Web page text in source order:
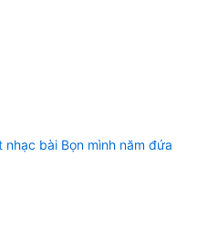
nhạc bài Bọn mình năm đứa